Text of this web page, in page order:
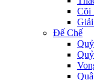
Cõi
Đế Chế